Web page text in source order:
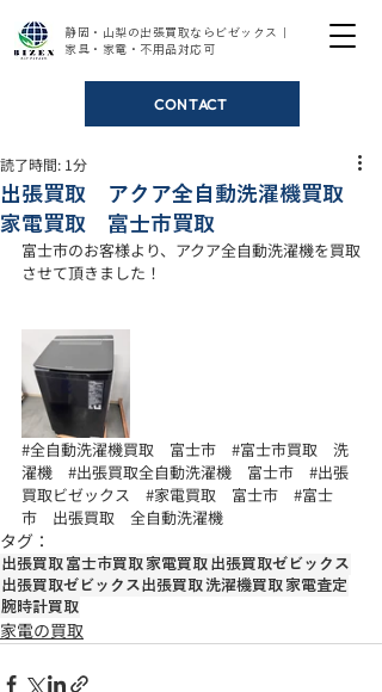
静岡・山梨の出張買取ならビゼックス｜
家具・家電・不用品対応可
CONTACT
出張買取 アクア全自動洗濯機買取
家電買取 富士市買取
読了時間: 1分
富士市のお客様より、アクア全自動洗濯機を買取
させて頂きました！
#全自動洗濯機買取 富士市 #富士市買取 洗
濯機 #出張買取全自動洗濯機 富士市 #出張
買取ビゼックス
#家電買取 富士市 #富士
市 出張買取　全自動洗濯機
タグ：
出張買取 富士市買取 家電買取 出張買取ゼビックス
出張買取ゼビックス出張買取洗濯機買取 家電査定
腕時計買取
家電の買取